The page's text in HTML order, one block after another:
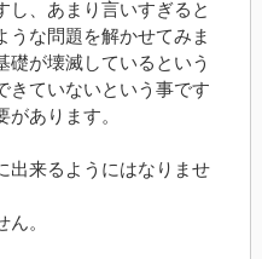
し、あまり言いすぎると
うな問題を解かせてみま
礎が壊滅しているという
きていないという事です
あります。
出来るようにはなりませ
。